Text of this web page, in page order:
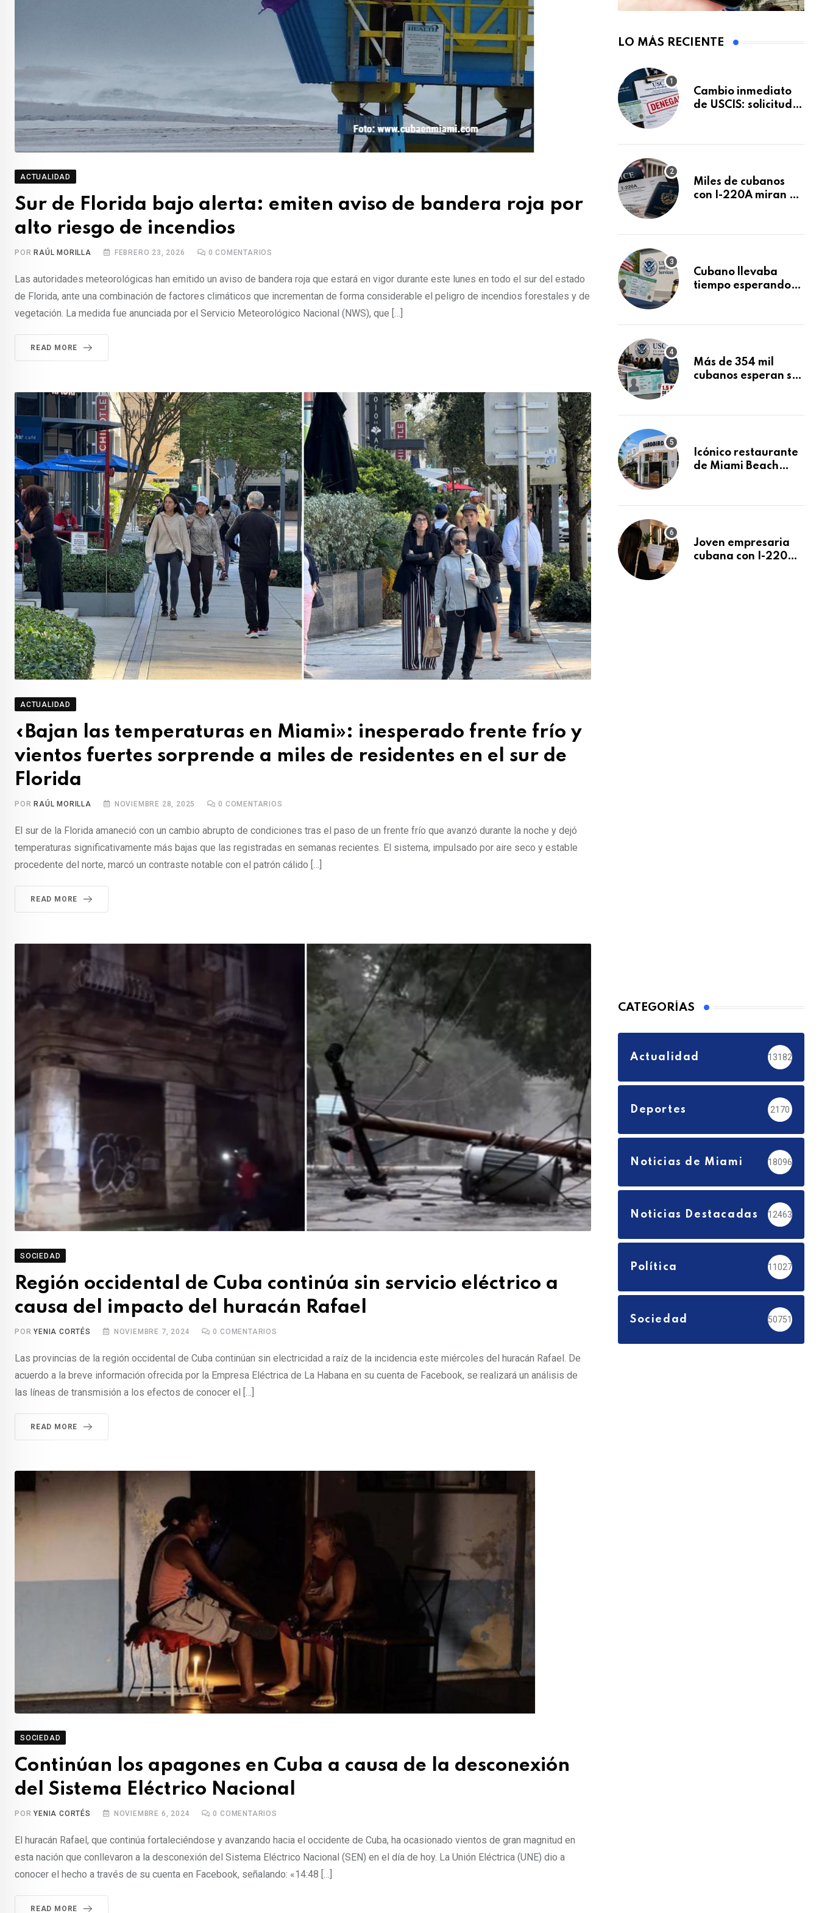
ACTUALIDAD
Sur de Florida bajo alerta: emiten aviso de bandera roja por
alto riesgo de incendios
POR RAÚL MORILLA FEBRERO 23, 2026 0 COMENTARIOS
Las autoridades meteorológicas han emitido un aviso de bandera roja que estará en vigor durante este lunes en todo el sur del estado
de Florida, ante una combinación de factores climáticos que incrementan de forma considerable el peligro de incendios forestales y de
vegetación. La medida fue anunciada por el Servicio Meteorológico Nacional (NWS), que […]
READ MORE
ACTUALIDAD
«Bajan las temperaturas en Miami»: inesperado frente frío y
vientos fuertes sorprende a miles de residentes en el sur de
Florida
POR RAÚL MORILLA NOVIEMBRE 28, 2025 0 COMENTARIOS
El sur de la Florida amaneció con un cambio abrupto de condiciones tras el paso de un frente frío que avanzó durante la noche y dejó
temperaturas significativamente más bajas que las registradas en semanas recientes. El sistema, impulsado por aire seco y estable
procedente del norte, marcó un contraste notable con el patrón cálido […]
READ MORE
SOCIEDAD
Región occidental de Cuba continúa sin servicio eléctrico a
causa del impacto del huracán Rafael
PORYENIA CORTÉS NOVIEMBRE 7, 2024 0 COMENTARIOS
Las provincias de la región occidental de Cuba continúan sin electricidad a raíz de la incidencia este miércoles del huracán Rafael. De
acuerdo a la breve información ofrecida por la Empresa Eléctrica de La Habana en su cuenta de Facebook, se realizará un análisis de
las líneas de transmisión a los efectos de conocer el […]
READ MORE
SOCIEDAD
Continúan los apagones en Cuba a causa de la desconexión
del Sistema Eléctrico Nacional
PORYENIA CORTÉS NOVIEMBRE 6, 2024 0 COMENTARIOS
El huracán Rafael, que continúa fortaleciéndose y avanzando hacia el occidente de Cuba, ha ocasionado vientos de gran magnitud en
esta nación que conllevaron a la desconexión del Sistema Eléctrico Nacional (SEN) en el día de hoy. La Unión Eléctrica (UNE) dio a
conocer el hecho a través de su cuenta en Facebook, señalando: «14:48 […]
READ MORE
LO MÁS RECIENTE
Cambio inmediato
de USCIS: solicitudes
sin previo aviso
Miles de cubanos
con I-220A miran al
decidirse en una
Cubano llevaba
tiempo esperando
tras Writ of
Más de 354 mil
cubanos esperan su
acumula 1.5 millones
Icónico restaurante
de Miami Beach
después de 15 años
Joven empresaria
cubana con I-220A
CATEGORÍAS
Actualidad 13182
Deportes 2170
Noticias de Miami 18096
Noticias Destacadas 12463
Política 11027
Sociedad 50751